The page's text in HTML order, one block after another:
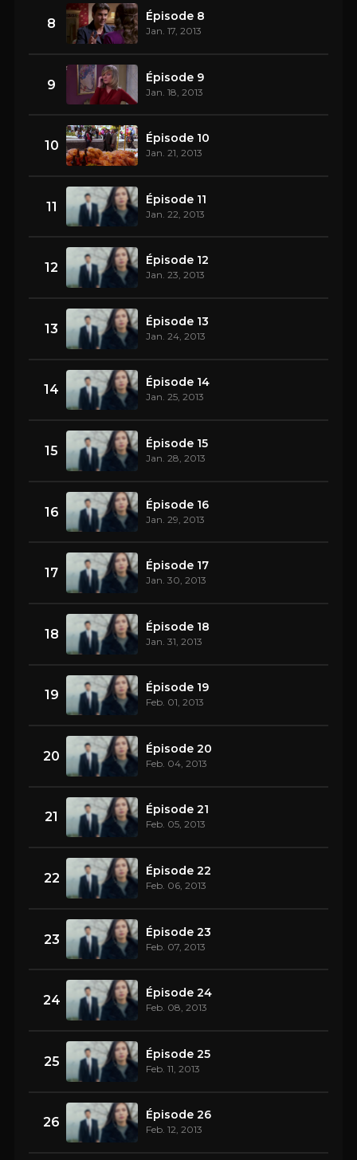
8 Épisode 8
Jan. 17, 2013
9 Épisode 9
Jan. 18, 2013
10 Épisode 10
Jan. 21, 2013
11 Épisode 11
Jan. 22, 2013
12 Épisode 12
Jan. 23, 2013
13 Épisode 13
Jan. 24, 2013
14 Épisode 14
Jan. 25, 2013
15 Épisode 15
Jan. 28, 2013
16 Épisode 16
Jan. 29, 2013
17 Épisode 17
Jan. 30, 2013
18 Épisode 18
Jan. 31, 2013
19 Épisode 19
Feb. 01, 2013
20 Épisode 20
Feb. 04, 2013
21 Épisode 21
Feb. 05, 2013
22 Épisode 22
Feb. 06, 2013
23 Épisode 23
Feb. 07, 2013
24 Épisode 24
Feb. 08, 2013
25 Épisode 25
Feb. 11, 2013
26 Épisode 26
Feb. 12, 2013